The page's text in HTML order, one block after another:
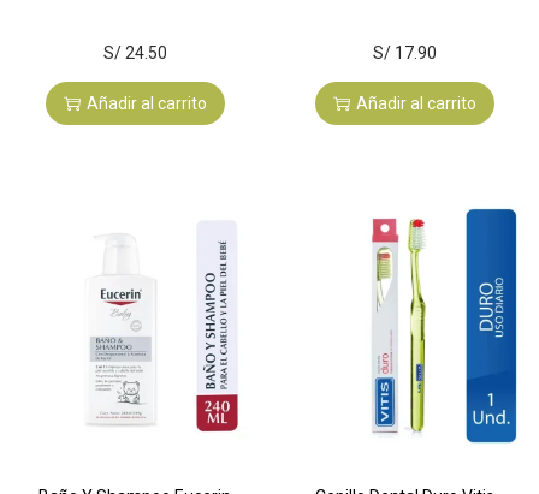
S/24.50
Añadir al carrito
S/17.90
Añadir al carrito